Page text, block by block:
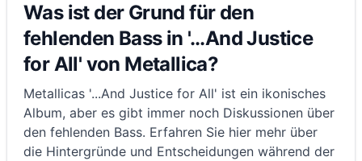
Was ist der Grund für den
fehlenden Bass in '...And Justice
for All' von Metallica?
Metallicas '...And Justice for All' ist ein ikonisches
Album, aber es gibt immer noch Diskussionen über
den fehlenden Bass. Erfahren Sie hier mehr über
die Hintergründe und Entscheidungen während der